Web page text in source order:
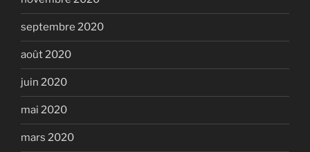
septembre 2020
août 2020
juin 2020
mai 2020
mars 2020